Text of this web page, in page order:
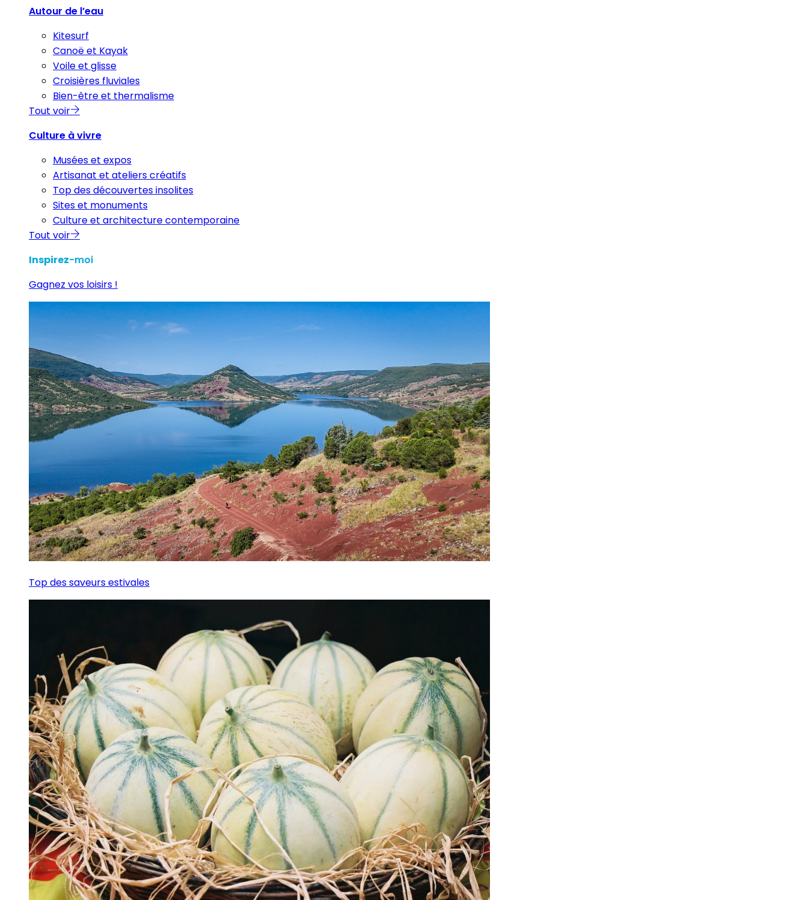
Autour de l’eau
Kitesurf
Canoë et Kayak
Voile et glisse
Croisières fluviales
Bien-être et thermalisme
Tout voir
Culture à vivre
Musées et expos
Artisanat et ateliers créatifs
Top des découvertes insolites
Sites et monuments
Culture et architecture contemporaine
Tout voir
Inspirez-moi
Gagnez vos loisirs !
Top des saveurs estivales